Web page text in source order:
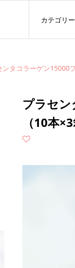
カテゴリー
ンタコラーゲン15000
プラセ
（10本×3